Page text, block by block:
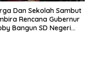
Dan Sekolah Sambut
Rencana Gubernur
Bangun SD Negeri